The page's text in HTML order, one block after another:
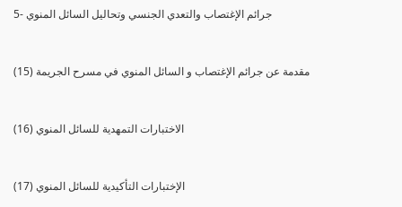
5- جرائم الإغتصاب والتعدي الجنسي وتحاليل السائل المنوي
(15) مقدمة عن جرائم الإغتصاب و السائل المنوي في مسرح الجريمة
(16) الاختبارات التمهدية للسائل المنوي
(17) الإختبارات التأكيدية للسائل المنوي